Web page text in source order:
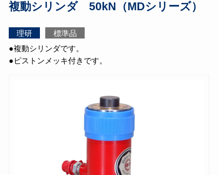
複動シリンダ 50kN（MDシリーズ）
理研
標準品
●複動シリンダです。
●ピストンメッキ付きです。